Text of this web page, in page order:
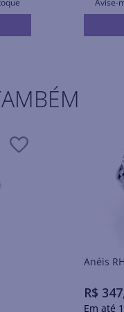
R$ 347
Em até